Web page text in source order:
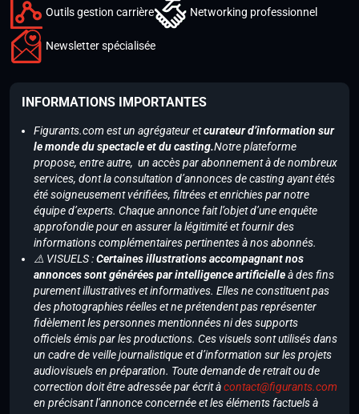
Outils gestion carrière Networking professionnel
Newsletter spécialisée
INFORMATIONS IMPORTANTES
Figurants.com est un agrégateur etcurateur d’information sur
le monde du spectacle et du casting.Notre plateforme
propose, entre autre, un accès par abonnement à de nombreux
services, dont la consultation d’annonces de casting ayant étés
été soigneusement vérifiées, filtrées et enrichies par notre
équipe d’experts. Chaque annonce fait l’objet d’une enquête
approfondie pour en assurer la légitimité et fournir des
informations complémentaires pertinentes à nos abonnés.
⚠️ VISUELS :Certaines illustrations accompagnant nos
annonces sont générées par intelligence artificielleà des fins
purement illustratives et informatives. Elles ne constituent pas
des photographies réelles et ne prétendent pas représenter
fidèlement les personnes mentionnées ni des supports
officiels émis par les productions. Ces visuels sont utilisés dans
un cadre de veille journalistique et d’information sur les projets
audiovisuels en préparation. Toute demande de retrait ou de
correction doit être adressée par écrit àcontact@figurants.com
en précisant l’annonce concernée et les éléments factuels à